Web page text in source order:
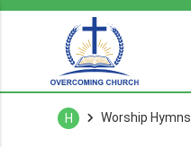
H Worship Hymns